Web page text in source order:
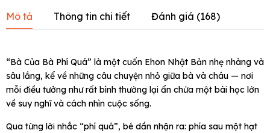
Mô tả Thông tin chi tiết Đánh giá (168)
“Bà Của Bà Phí Quá” là một cuốn Ehon Nhật Bản nhẹ nhàng và
sâu lắng, kể về những câu chuyện nhỏ giữa bà và cháu — nơi
mỗi điều tưởng như rất bình thường lại ẩn chứa một bài học lớn
về suy nghĩ và cách nhìn cuộc sống.
Qua từng lời nhắc “phí quá”, bé dần nhận ra: phía sau một hạt